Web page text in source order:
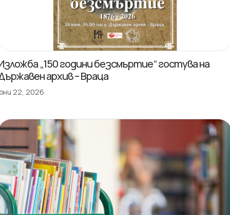
„150 години безсмъртие“ гостува на
архив – Враца
22, 2026